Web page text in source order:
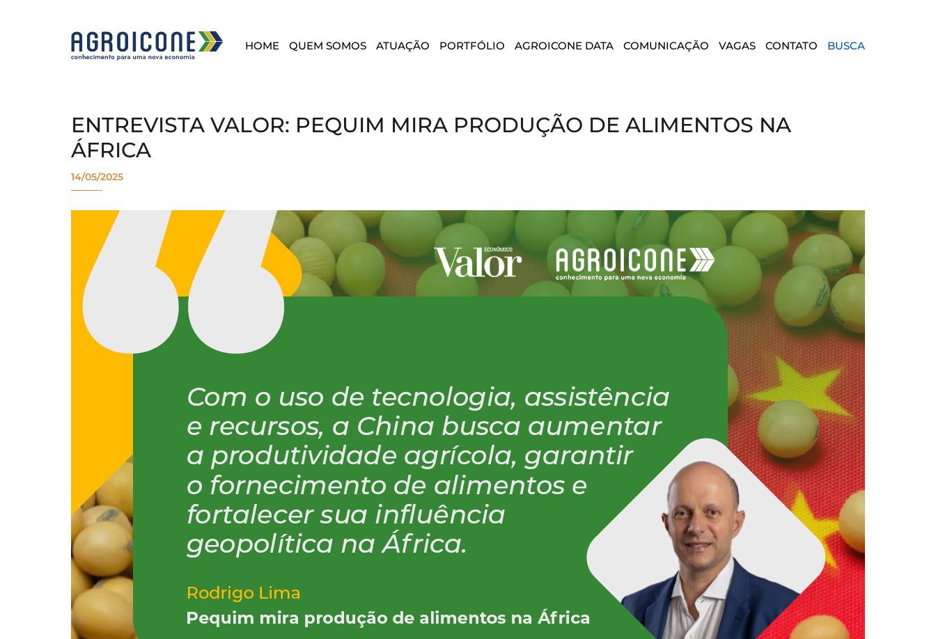
HOME QUEM SOMOS ATUAÇÃO PORTFÓLIO AGROICONE DATA COMUNICAÇÃO VAGAS CONTATO BUSCA
ENTREVISTA VALOR: PEQUIM MIRA PRODUÇÃO DE ALIMENTOS NA
ÁFRICA
14/05/2025